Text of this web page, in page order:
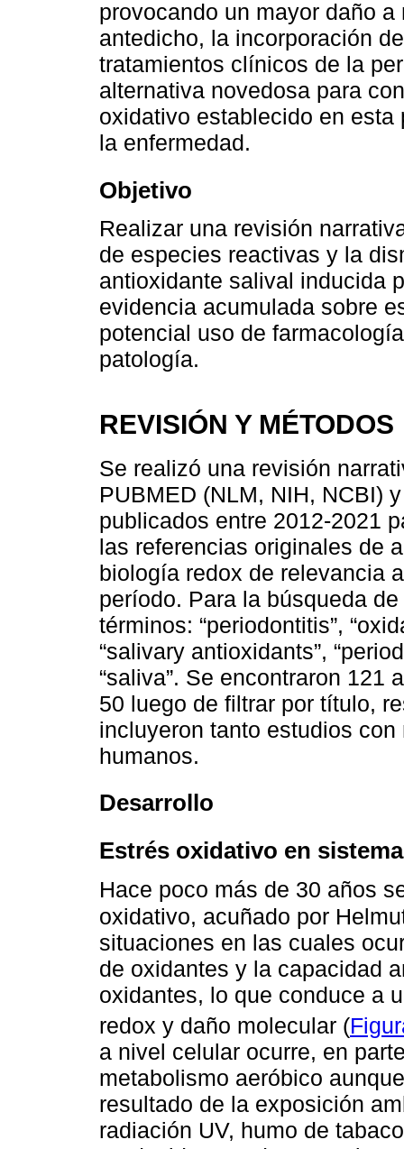
provocando un mayor daño
antedicho, la incorporación
tratamientos clínicos de la
alternativa novedosa para
oxidativo establecido en
la enfermedad.
Objetivo
Realizar una revisión
de especies reactivas y la
antioxidante salival inducida
evidencia acumulada sobre
potencial uso de
patología.
REVISIÓN Y MÉTODOS
Se realizó una revisión
PUBMED (NLM, NIH, NCBI)
publicados entre 2012-2021
las referencias originales de
biología redox de relevancia
período. Para la búsqueda
términos: “periodontitis”,
“salivary antioxidants”,
“saliva”. Se encontraron
50 luego de filtrar por título,
incluyeron tanto estudios
humanos.
Desarrollo
Estrés oxidativo en
Hace poco más de 30 años
oxidativo, acuñado por
situaciones en las cuales
de oxidantes y la capacidad
oxidantes, lo que conduce a
redox y daño molecular (
a nivel celular ocurre, en
metabolismo aeróbico
resultado de la exposición
radiación UV, humo de